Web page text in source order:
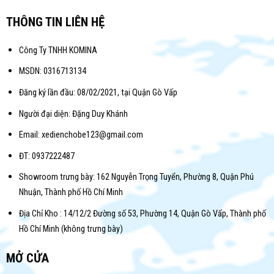
THÔNG TIN LIÊN HỆ
Công Ty TNHH KOMINA
MSDN: 0316713134
Đăng ký lần đầu: 08/02/2021, tại Quận Gò Vấp
Người đại diện: Đặng Duy Khánh
Email: xedienchobe123@gmail.com
ĐT: 0937222487
Showroom trưng bày: 162 Nguyễn Trọng Tuyển, Phường 8, Quận Phú
Nhuận, Thành phố Hồ Chí Minh
Địa Chỉ Kho : 14/12/2 Đường số 53, Phường 14, Quận Gò Vấp, Thành phố
Hồ Chí Minh (không trưng bày)
MỞ CỬA